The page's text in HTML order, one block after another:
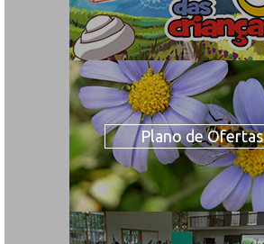
Plano de Ofertas